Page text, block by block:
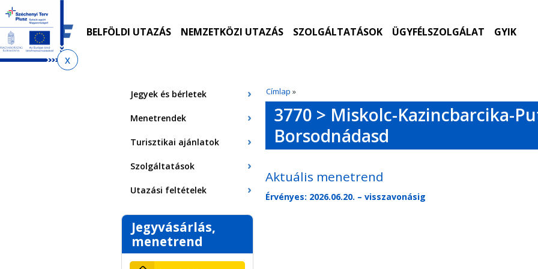
Ugrás
menetrendkeresőhöz
Ugrás
az
almenühöz
Ugrás
tartalomra
Ugrás
az
oldaltérképre
BELFÖLDI UTAZÁS NEMZETKÖZI UTAZÁS SZOLGÁLTATÁSOK ÜGYFÉLSZOLGÁLAT GYIK
Címlap »
Jegyek és bérletek
Menetrendek
Turisztikai ajánlatok
Szolgáltatások
Utazási feltételek
Jegyvásárlás,
menetrend
3770 > Miskolc-Kazincbarcika-
Borsodnádasd
Aktuális menetrend
Érvényes: 2026.06.20. – visszavonásig